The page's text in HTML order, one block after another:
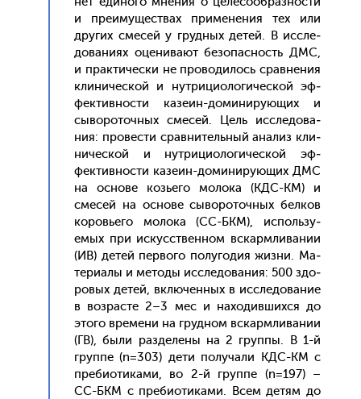
и пре­иму­щес­твах при­мене­ния тех или
дру­гих сме­сей у груд­ных де­тей. В ис­сле­
дова­ни­ях оце­нива­ют бе­зопас­ность ДМС,
и прак­ти­чес­ки не про­води­лось срав­не­ния
кли­ничес­кой и нут­ри­ци­оло­гичес­кой эф­
фектив­ности ка­зе­ин-до­мини­ру­ющих и
сы­воро­точ­ных сме­сей. Цель ис­сле­дова­
ния: про­вес­ти срав­ни­тель­ный ана­лиз кли­
ничес­кой и нут­ри­ци­оло­гичес­кой эф­
фектив­ности ка­зе­ин-до­мини­ру­ющих ДМС
на ос­но­ве козь­его мо­лока (КДС-КМ) и
сме­сей на ос­но­ве сы­воро­точ­ных бел­ков
ко­ровь­его мо­лока (СС-БКМ), ис­поль­зу­
емых при ис­кусс­твен­ном вскар­мли­вании
(ИВ) де­тей пер­во­го по­луго­дия жиз­ни. Ма­
тери­алы и ме­тоды ис­сле­дова­ния: 500 здо­
ровых де­тей, вклю­чен­ных в ис­сле­дова­ние
в воз­расте 2–3 мес и на­ходив­шихся до
это­го вре­мени на груд­ном вскар­мли­вании
(ГВ), бы­ли раз­де­лены на 2 груп­пы. В 1-й
груп­пе (n=303) де­ти по­луча­ли КДС-КМ с
пре­би­оти­ками, во 2-й груп­пе (n=197) –
СС-БКМ с пре­би­оти­ками. Всем де­тям до